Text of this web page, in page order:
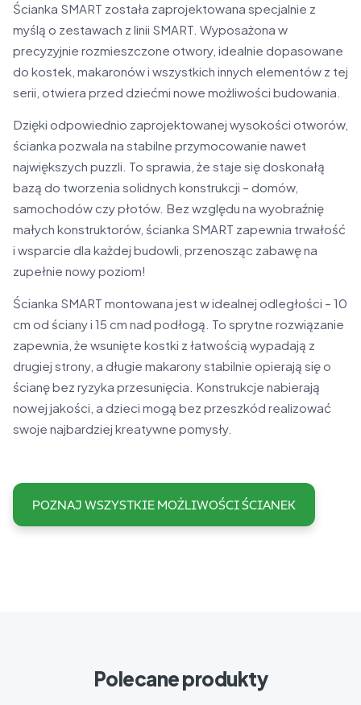
Ścianka SMART została zaprojektowana specjalnie z
myślą o zestawach z linii SMART. Wyposażona w
precyzyjnie rozmieszczone otwory, idealnie dopasowane
do kostek, makaronów i wszystkich innych elementów z tej
serii, otwiera przed dziećmi nowe możliwości budowania.
Dzięki odpowiednio zaprojektowanej wysokości otworów,
ścianka pozwala na stabilne przymocowanie nawet
największych puzzli. To sprawia, że staje się doskonałą
bazą do tworzenia solidnych konstrukcji – domów,
samochodów czy płotów. Bez względu na wyobraźnię
małych konstruktorów, ścianka SMART zapewnia trwałość
i wsparcie dla każdej budowli, przenosząc zabawę na
zupełnie nowy poziom!
Ścianka SMART montowana jest w idealnej odległości – 10
cm od ściany i 15 cm nad podłogą. To sprytne rozwiązanie
zapewnia, że wsunięte kostki z łatwością wypadają z
drugiej strony, a długie makarony stabilnie opierają się o
ścianę bez ryzyka przesunięcia. Konstrukcje nabierają
nowej jakości, a dzieci mogą bez przeszkód realizować
swoje najbardziej kreatywne pomysły.
POZNAJ WSZYSTKIE MOŻLIWOŚCI ŚCIANEK
Polecane produkty